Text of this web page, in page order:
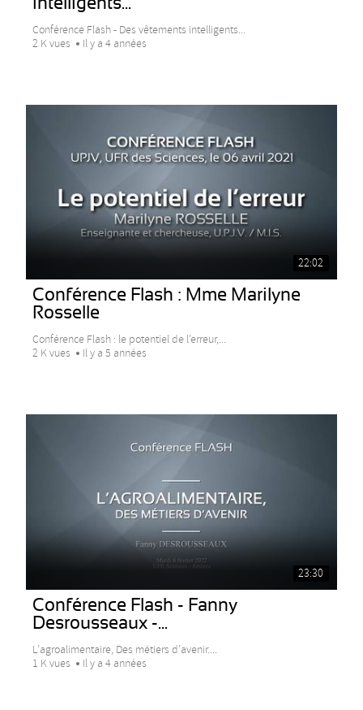
Conférence Flash - Des vêtements intelligents...
2 K vues
Il y a 4 années
22:02
Conférence Flash : Mme Marilyne
Rosselle
Conférence Flash : le potentiel de l’erreur,...
2 K vues
Il y a 5 années
23:30
Conférence Flash - Fanny
Desrousseaux -...
L’agroalimentaire, Des métiers d’avenir....
1 K vues
Il y a 4 années